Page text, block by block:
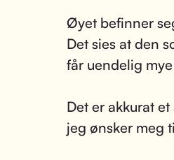
Øyet befinner
Det sies at den
får uendelig
Det er akkurat et
jeg ønsker meg